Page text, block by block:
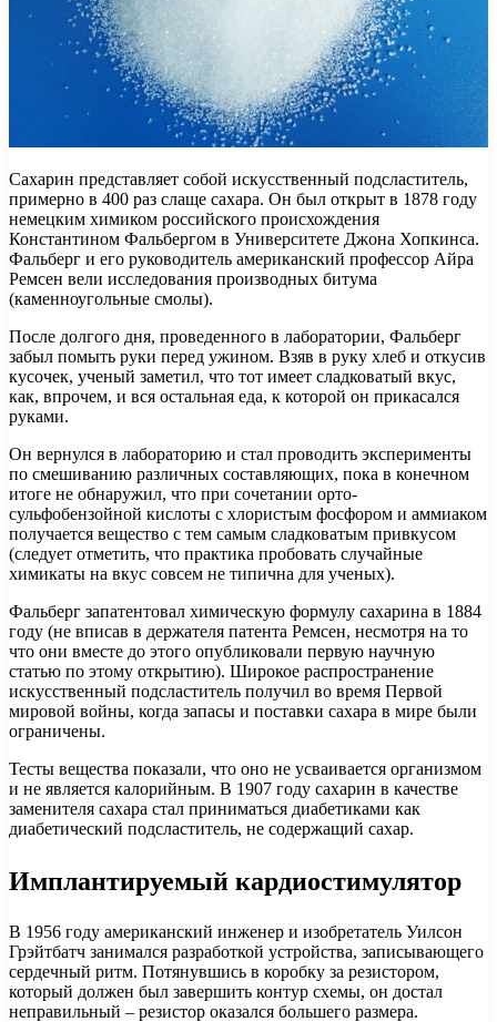
Сахарин представляет собой искусственный подсластитель,
примерно в 400 раз слаще сахара. Он был открыт в 1878 году
немецким химиком российского происхождения
Константином Фальбергом в Университете Джона Хопкинса.
Фальберг и его руководитель американский профессор Айра
Ремсен вели исследования производных битума
(каменноугольные смолы).
После долгого дня, проведенного в лаборатории, Фальберг
забыл помыть руки перед ужином. Взяв в руку хлеб и откусив
кусочек, ученый заметил, что тот имеет сладковатый вкус,
как, впрочем, и вся остальная еда, к которой он прикасался
руками.
Он вернулся в лабораторию и стал проводить эксперименты
по смешиванию различных составляющих, пока в конечном
итоге не обнаружил, что при сочетании орто-
сульфобензойной кислоты с хлористым фосфором и аммиаком
получается вещество с тем самым сладковатым привкусом
(следует отметить, что практика пробовать случайные
химикаты на вкус совсем не типична для ученых).
Фальберг запатентовал химическую формулу сахарина в 1884
году (не вписав в держателя патента Ремсен, несмотря на то
что они вместе до этого опубликовали первую научную
статью по этому открытию). Широкое распространение
искусственный подсластитель получил во время Первой
мировой войны, когда запасы и поставки сахара в мире были
ограничены.
Тесты вещества показали, что оно не усваивается организмом
и не является калорийным. В 1907 году сахарин в качестве
заменителя сахара стал приниматься диабетиками как
диабетический подсластитель, не содержащий сахар.
Имплантируемый кардиостимулятор
В 1956 году американский инженер и изобретатель Уилсон
Грэйтбатч занимался разработкой устройства, записывающего
сердечный ритм. Потянувшись в коробку за резистором,
который должен был завершить контур схемы, он достал
неправильный – резистор оказался большего размера.